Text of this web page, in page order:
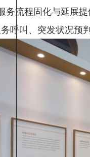
务流程固化与延展
呼叫、突发状况预